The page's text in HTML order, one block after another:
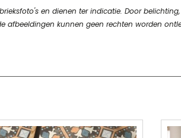
en dienen ter indicatie. Door
kunnen geen rechten worden